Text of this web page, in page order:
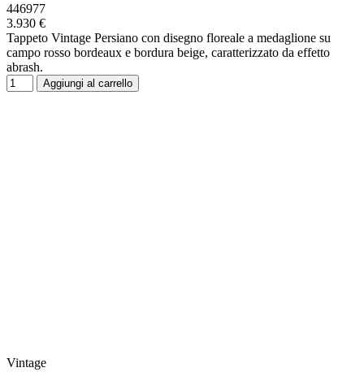
446977
3.930 €
Tappeto Vintage Persiano con disegno floreale a medaglione su
campo rosso bordeaux e bordura beige, caratterizzato da effetto
abrash.
Aggiungi al carrello
Vintage